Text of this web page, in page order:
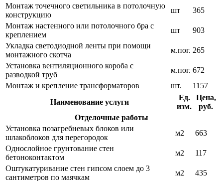
Монтаж точечного светильника в потолочную
конструкцию
шт
365
Монтаж настенного или потолочного бра с
креплением
шт
903
Укладка светодиодной ленты при помощи
монтажного скотча
м.пог. 265
Установка вентиляционного короба с
разводкой труб
м.пог. 672
Монтаж и крепление трансформаторов
шт.
1157
Наименование услуги
Ед.
изм.
Цена,
руб.
Отделочные работы
Установка позагребневых блоков или
шлакоблоков для перегородок
м2
663
Однослойное грунтование стен
бетоноконтактом
м2
117
Оштукатуривание стен гипсом слоем до 3
сантиметров по маячкам
м2
435